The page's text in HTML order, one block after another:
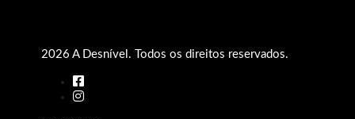
2026 A Desnível. Todos os direitos reservados.